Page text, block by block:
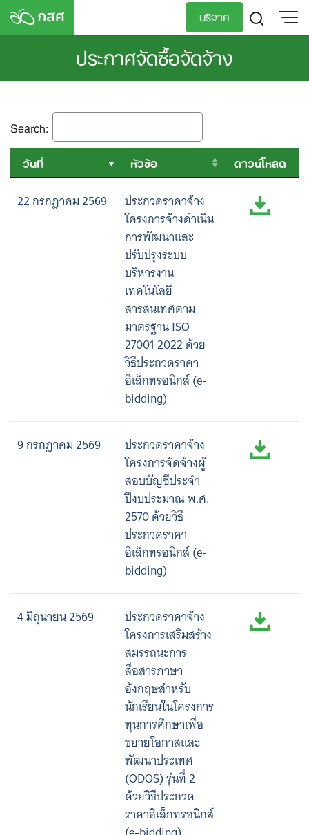
Skip
บริจาค
ประกาศจัดซื้อจัดจ้าง
Search:
วันที่
หัวข้อ ดาวน์โหลด
22 กรกฎาคม 2569
ประกวดราคาจ้าง
โครงการจ้างดําเนิน
การพัฒนาและ
ปรับปรุงระบบ
บริหารงาน
เทคโนโลยี
สารสนเทศตาม
มาตรฐาน ISO
27001 2022 ด้วย
วิธีประกวดราคา
อิเล็กทรอนิกส์ (e-
bidding)
9 กรกฎาคม 2569
ประกวดราคาจ้าง
โครงการจัดจ้างผู้
สอบบัญชีประจำ
ปีงบประมาณ พ.ศ.
2570 ด้วยวิธี
ประกวดราคา
อิเล็กทรอนิกส์ (e-
bidding)
4 มิถุนายน 2569
ประกวดราคาจ้าง
โครงการเสริมสร้าง
สมรรถนะการ
สื่อสารภาษา
อังกฤษสำหรับ
นักเรียนในโครงการ
ทุนการศึกษาเพื่อ
ขยายโอกาสและ
พัฒนาประเทศ
(ODOS) รุ่นที่ 2
ด้วยวิธีประกวด
ราคาอิเล็กทรอนิกส์